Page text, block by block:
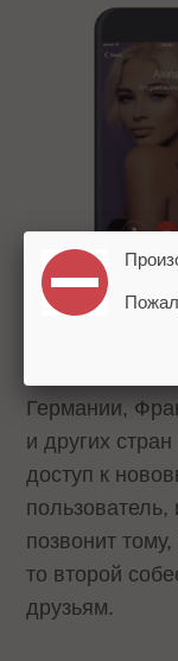
Германии,
и других
доступ к
позвонит
то второй
друзьям.